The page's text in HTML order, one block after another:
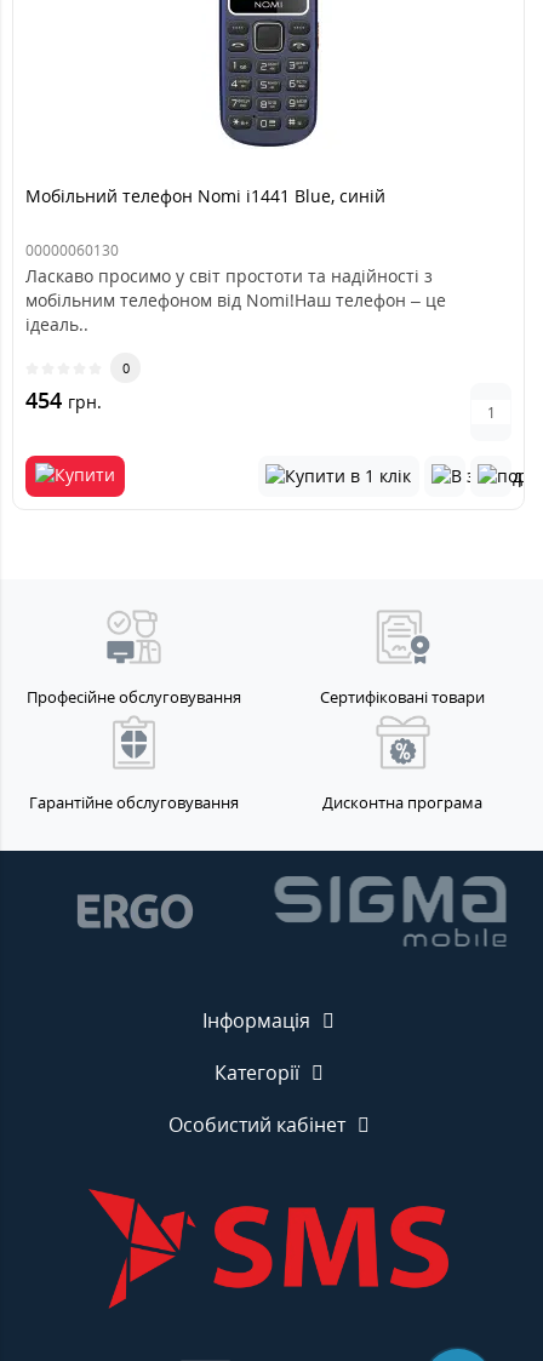
Мобільний телефон Nomi i1441 Blue, синій
00000060130
Ласкаво просимо у світ простоти та надійності з
мобільним телефоном від Nomi!Наш телефон – це
ідеаль..
0
454 грн.
Професійне обслуговування Сертифіковані товари
Гарантійне обслуговування Дисконтна програма
Інформація
Категорії
Особистий кабінет